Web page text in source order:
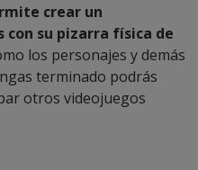
crear un
su pizarra física de
los personajes y demás
terminado podrás
otros videojuegos